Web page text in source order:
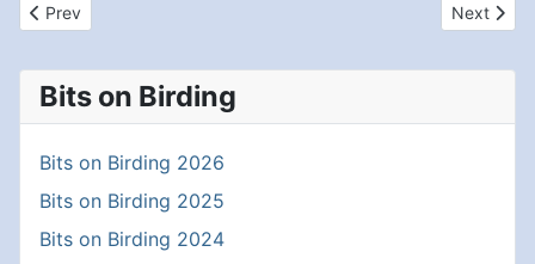
Previous article: 2,5 week Texel
Prev Next
Next
Bits on Birding
Bits on Birding 2026
Bits on Birding 2025
Bits on Birding 2024